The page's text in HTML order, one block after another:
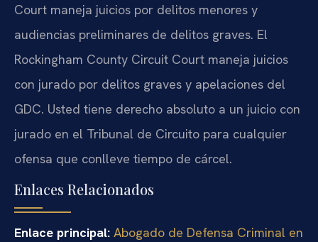
Court maneja juicios por delitos menores y
audiencias preliminares de delitos graves. El
Rockingham County Circuit Court maneja juicios
con jurado por delitos graves y apelaciones del
GDC. Usted tiene derecho absoluto a un juicio con
jurado en el Tribunal de Circuito para cualquier
ofensa que conlleve tiempo de cárcel.
Enlaces Relacionados
Enlace principal: Abogado de Defensa Criminal en